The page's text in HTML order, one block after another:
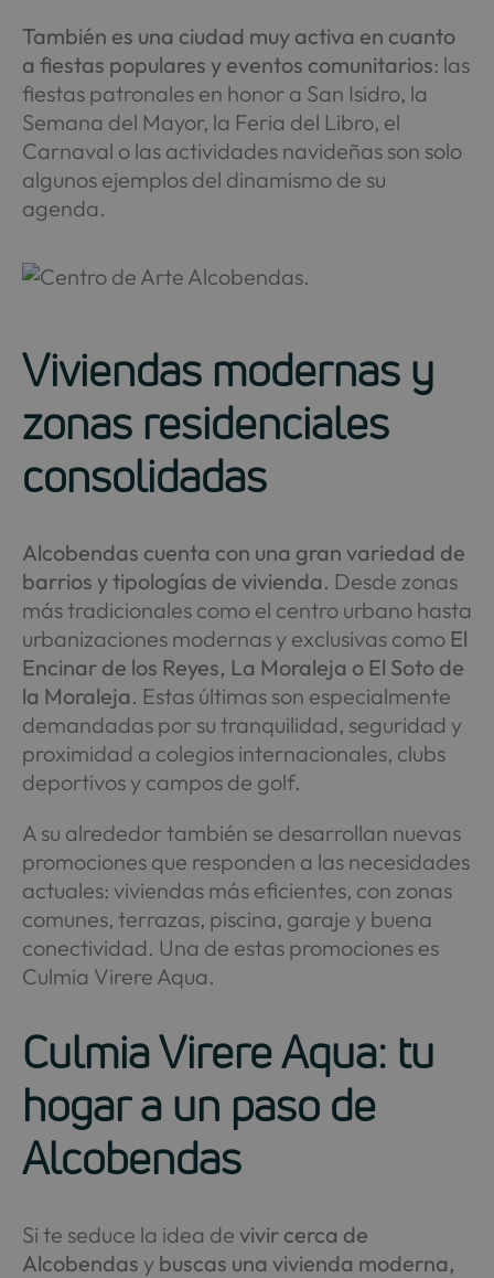
También es una ciudad muy activa en cuanto
a fiestas populares y eventos comunitarios: las
fiestas patronales en honor a San Isidro, la
Semana del Mayor, la Feria del Libro, el
Carnaval o las actividades navideñas son solo
algunos ejemplos del dinamismo de su
agenda.
Viviendas modernas y
zonas residenciales
consolidadas
Alcobendas cuenta con una gran variedad de
barrios y tipologías de vivienda. Desde zonas
más tradicionales como el centro urbano hasta
urbanizaciones modernas y exclusivas como El
Encinar de los Reyes, La Moraleja o El Soto de
la Moraleja. Estas últimas son especialmente
demandadas por su tranquilidad, seguridad y
proximidad a colegios internacionales, clubs
deportivos y campos de golf.
A su alrededor también se desarrollan nuevas
promociones que responden a las necesidades
actuales: viviendas más eficientes, con zonas
comunes, terrazas, piscina, garaje y buena
conectividad. Una de estas promociones es
Culmia Virere Aqua.
Culmia Virere Aqua: tu
hogar a un paso de
Alcobendas
Si te seduce la idea de vivir cerca de
Alcobendas ybuscas una vivienda moderna,